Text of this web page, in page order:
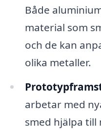
Både
material som
och de kan
olika metaller.
arbetar med
smed hjälpa till